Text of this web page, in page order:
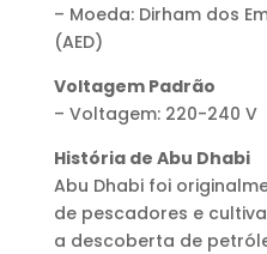
– Moeda: Dirham dos
(AED)
Voltagem Padrão
– Voltagem: 220-240 V
História de Abu Dhabi
Abu Dhabi foi
de pescadores e
a descoberta de